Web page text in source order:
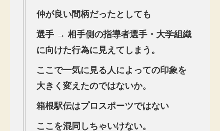
仲が良い間柄だったとしても
選手 → 相手側の指導者選手・大学組織
に向けた行為に見えてしまう。
ここで一気に見る人によっての印象を
大きく変えたのではないか。
箱根駅伝はプロスポーツではない
ここを混同しちゃいけない。